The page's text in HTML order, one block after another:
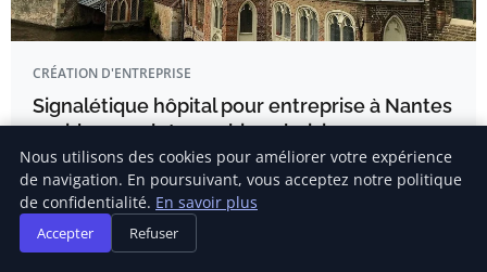
CRÉATION D'ENTREPRISE
Signalétique hôpital pour entreprise à Nantes
: guide complet pour bien choisir
Votre entreprise intervient à l’hôpital ? La signalétique
n’est pas faite pour…
Charlotte Renard
Nous utilisons des cookies pour améliorer votre expérience
de navigation. En poursuivant, vous acceptez notre politique
de confidentialité. En savoir plus
Accepter Refuser